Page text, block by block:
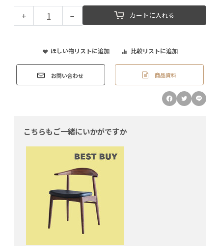
+ − カートに入れる
ほしい物リストに追加 比較リストに追加
お問い合わせ 商品資料
こちらもご一緒にいかがですか